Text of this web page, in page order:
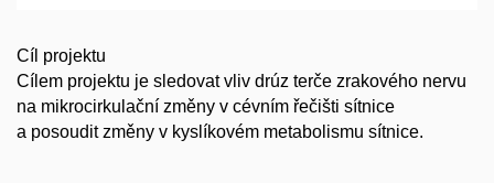
Cíl projektu
Cílem projektu je sledovat vliv drúz terče zrakového nervu
na mikrocirkulační změny v cévním řečišti sítnice
a posoudit změny v kyslíkovém metabolismu sítnice.